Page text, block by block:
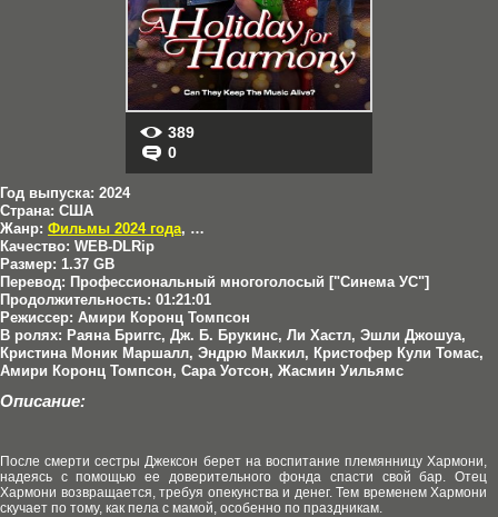
389
0
Год выпуска: 2024
Страна: США
Жанр: Фильмы 2024 года, Семейные
Качество: WEB-DLRip
Размер: 1.37 GB
Перевод: Профессиональный многоголосый ["Синема УС"]
Продолжительность: 01:21:01
Режиссер: Амири Коронц Томпсон
В ролях: Раяна Бриггс, Дж. Б. Брукинс, Ли Хастл, Эшли Джошуа,
Кристина Моник Маршалл, Эндрю Маккил, Кристофер Кули Томас,
Амири Коронц Томпсон, Сара Уотсон, Жасмин Уильямс
Описание:
После смерти сестры Джексон берет на воспитание племянницу Хармони,
надеясь с помощью ее доверительного фонда спасти свой бар. Отец
Хармони возвращается, требуя опекунства и денег. Тем временем Хармони
скучает по тому, как пела с мамой, особенно по праздникам.